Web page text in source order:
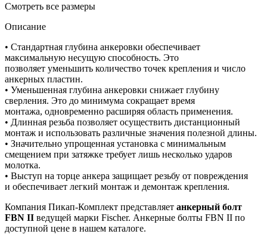
Смотреть все размеры
Описание
• Стандартная глубина анкеровки обеспечивает
максимальную несущую способность. Это
позволяет уменьшить количество точек крепления и число
анкерных пластин.
• Уменьшенная глубина анкеровки снижает глубину
сверления. Это до минимума сокращает время
монтажа, одновременно расширяя область применения.
• Длинная резьба позволяет осуществить дистанционный
монтаж и использовать различные значения полезной длины.
• Значительно упрощенная установка с минимальным
смещением при затяжке требует лишь несколько ударов
молотка.
• Выступ на торце анкера защищает резьбу от повреждения
и обеспечивает легкий монтаж и демонтаж крепления.
Компания Пикап-Комплект представляет анкерный болт
FBN II ведущей марки Fischer. Анкерные болты FBN II по
доступной цене в нашем каталоге.